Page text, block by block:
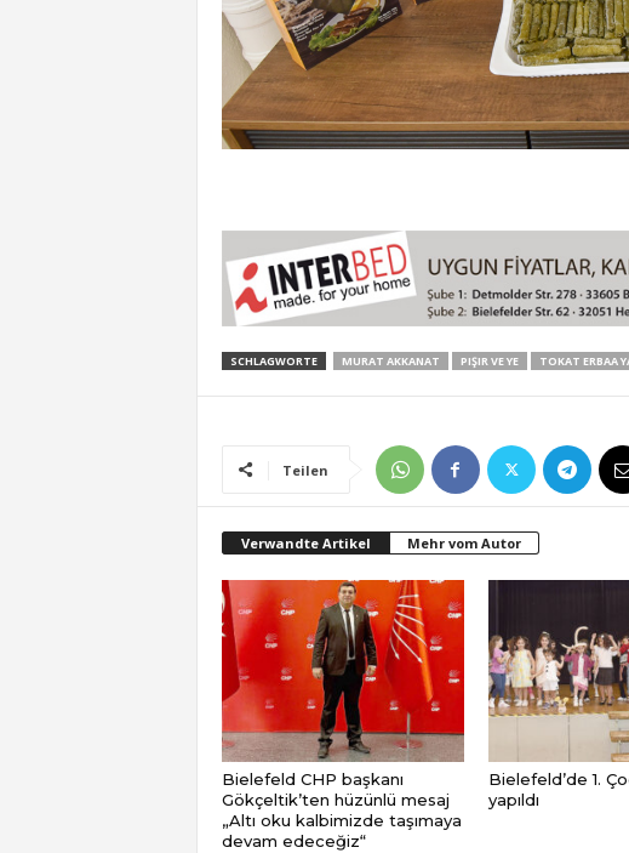
SCHLAGWORTE MURAT AKKANAT PIŞIR VE YE TOKAT ERBAA
Teilen
Verwandte Artikel Mehr vom Autor
Bielefeld CHP başkanı
Gökçeltik’ten hüzünlü mesaj
„Altı oku kalbimizde taşımaya
devam edeceğiz“
Bielefeld’de 1.
yapıldı